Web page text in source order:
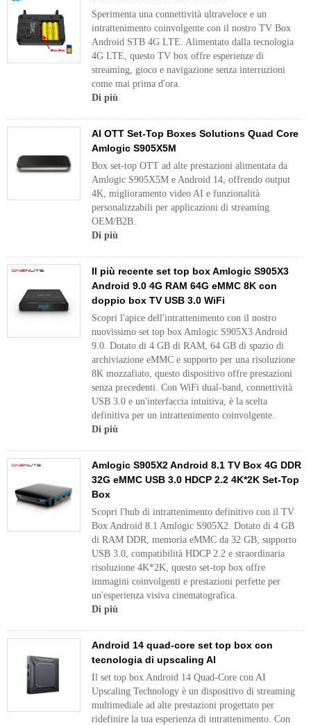
Sperimenta una connettività ultraveloce e un
intrattenimento coinvolgente con il nostro TV Box
Android STB 4G LTE. Alimentato dalla tecnologia
4G LTE, questo TV box offre esperienze di
streaming, gioco e navigazione senza interruzioni
come mai prima d'ora.
Di più
AI OTT Set-Top Boxes Solutions Quad Core
Amlogic S905X5M
Box set-top OTT ad alte prestazioni alimentata da
Amlogic S905X5M e Android 14, offrendo output
4K, miglioramento video AI e funzionalità
personalizzabili per applicazioni di streaming
OEM/B2B.
Di più
Il più recente set top box Amlogic S905X3
Android 9.0 4G RAM 64G eMMC 8K con
doppio box TV USB 3.0 WiFi
Scopri l'apice dell'intrattenimento con il nostro
nuovissimo set top box Amlogic S905X3 Android
9.0. Dotato di 4 GB di RAM, 64 GB di spazio di
archiviazione eMMC e supporto per una risoluzione
8K mozzafiato, questo dispositivo offre prestazioni
senza precedenti. Con WiFi dual-band, connettività
USB 3.0 e un'interfaccia intuitiva, è la scelta
definitiva per un intrattenimento coinvolgente.
Di più
Amlogic S905X2 Android 8.1 TV Box 4G DDR
32G eMMC USB 3.0 HDCP 2.2 4K*2K Set-Top
Box
Scopri l'hub di intrattenimento definitivo con il TV
Box Android 8.1 Amlogic S905X2. Dotato di 4 GB
di RAM DDR, memoria eMMC da 32 GB, supporto
USB 3.0, compatibilità HDCP 2.2 e straordinaria
risoluzione 4K*2K, questo set-top box offre
immagini coinvolgenti e prestazioni perfette per
un'esperienza visiva cinematografica.
Di più
Android 14 quad-core set top box con
tecnologia di upscaling AI
Il set top box Android 14 Quad-Core con AI
Upscaling Technology è un dispositivo di streaming
multimediale ad alte prestazioni progettato per
ridefinire la tua esperienza di intrattenimento. Con